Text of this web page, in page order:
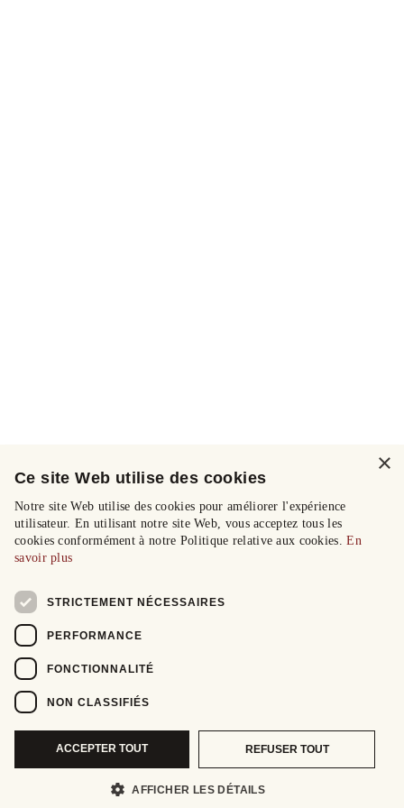
×
Ce site Web utilise des cookies
Notre site Web utilise des cookies pour améliorer l'expérience
utilisateur. En utilisant notre site Web, vous acceptez tous les
cookies conformément à notre Politique relative aux cookies.En
savoir plus
STRICTEMENT NÉCESSAIRES
PERFORMANCE
FONCTIONNALITÉ
NON CLASSIFIÉS
ACCEPTER TOUT REFUSER TOUT
AFFICHER LES DÉTAILS